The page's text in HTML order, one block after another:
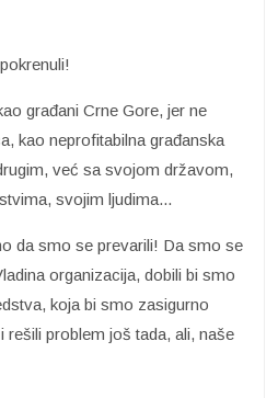
građani Crne Gore, jer ne
kao neprofitabilna građanska
već sa svojom državom,
svojim ljudima...
da smo se prevarili! Da smo se
organizacija, dobili bi smo
koja bi smo zasigurno
rešili problem još tada, ali, naše